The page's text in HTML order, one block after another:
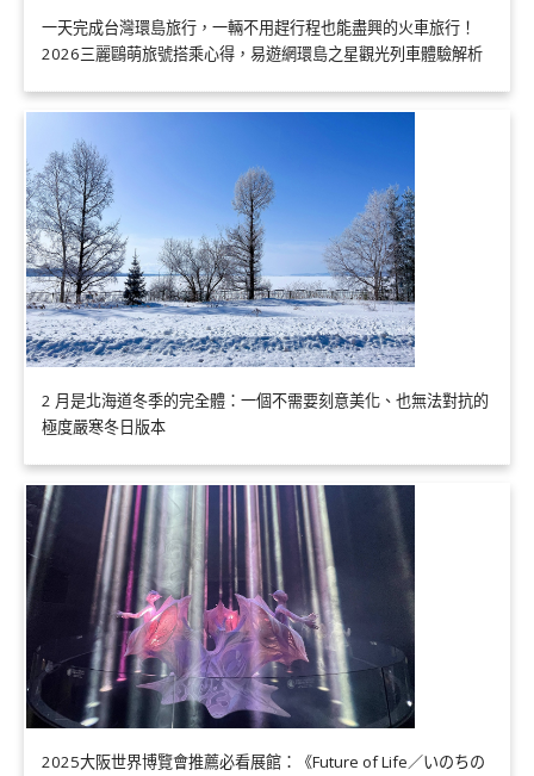
一天完成台灣環島旅行，一輛不用趕行程也能盡興的火車旅行！
2026三麗鷗萌旅號搭乘心得，易遊網環島之星觀光列車體驗解析
2 月是北海道冬季的完全體：一個不需要刻意美化、也無法對抗的
極度嚴寒冬日版本
2025大阪世界博覽會推薦必看展館：《Future of Life／いのちの